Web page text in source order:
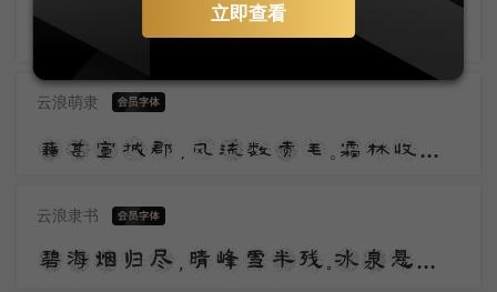
云浪萌隶
藉甚宣城郡，风流数贡毛。霜林收鸭脚，春网荐琴高。共理须良守，今年辍省曹。平生割鸡手，聊试发硎刀。
云浪隶书
碧海烟归尽，晴峰雪半残。冰泉悬众壑，云路郁千盘。影落齐燕白，光连天地寒。
立即查看